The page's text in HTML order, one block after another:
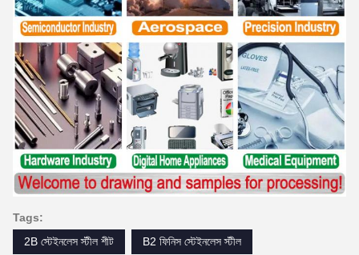
Tags:
2B স্টেইনলেস স্টীল শীট
B2 ফিনিস স্টেইনলেস স্টীল